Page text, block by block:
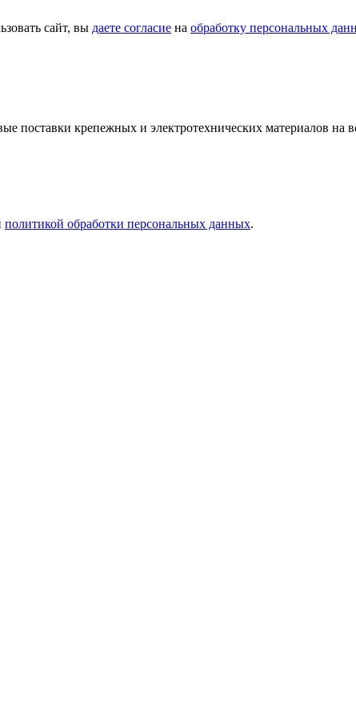
сайт, вы даете согласие на обработку персональных
поставки крепежных и электротехнических материалов на
политикой обработки персональных данных.